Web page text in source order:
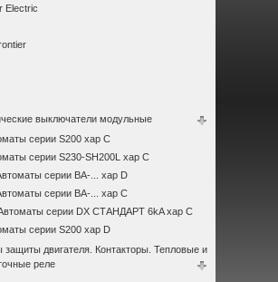
Electric
выключатели модульные
серии S200 хар C
серии S230-SH200L хар С
серии ВА-... хар D
серии ВА-... хар С
серии DX СТАНДАРТ 6kA хар C
серии S200 хар D
защиты двигателя. Контакторы. Тепловые и
реле